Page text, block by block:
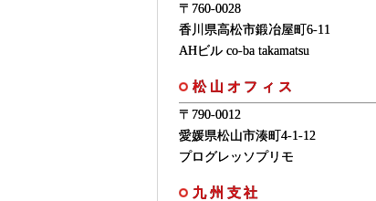
〒760-0028
香川県高松市鍛冶屋町6-11
AHビル co-ba takamatsu
松山オフィス
〒790-0012
愛媛県松山市湊町4-1-12
プログレッソプリモ
九州支社